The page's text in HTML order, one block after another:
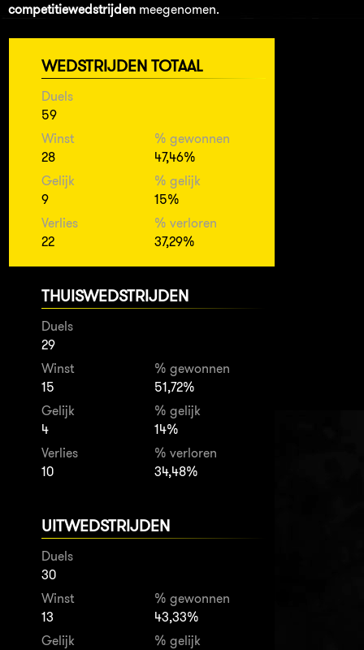
competitiewedstrijden meegenomen.
WEDSTRIJDEN TOTAAL
Duels
59
Winst
28
% gewonnen
47,46%
Gelijk
9
% gelijk
15%
Verlies
22
% verloren
37,29%
THUISWEDSTRIJDEN
Duels
29
Winst
15
% gewonnen
51,72%
Gelijk
4
% gelijk
14%
Verlies
10
% verloren
34,48%
UITWEDSTRIJDEN
Duels
30
Winst
13
% gewonnen
43,33%
Gelijk
% gelijk